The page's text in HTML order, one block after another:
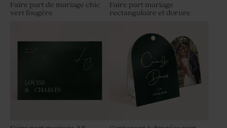
Faire part de mariage chic
vert fougère
Faire part mariage
rectangulaire et dorure